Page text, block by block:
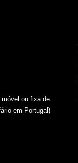
móvel ou fixa de
em Portugal)